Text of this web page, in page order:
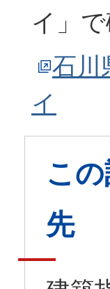
イ」で
石川
イ
こ
先